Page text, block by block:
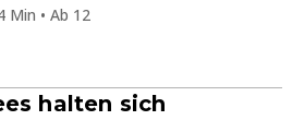
Min • Ab 12
halten sich